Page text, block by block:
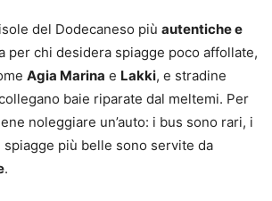
del Dodecaneso più autentiche e
per chi desidera spiagge poco affollate,
Agia Marina e Lakki, e stradine
baie riparate dal meltemi. Per
noleggiare un’auto: i bus sono rari, i
più belle sono servite da
.